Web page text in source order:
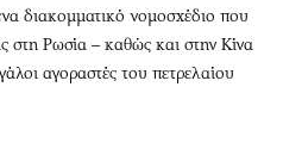
διακομματικό νομοσχέδιο που
στη Ρωσία – καθώς και στην Κίνα
αγοραστές του πετρελαίου